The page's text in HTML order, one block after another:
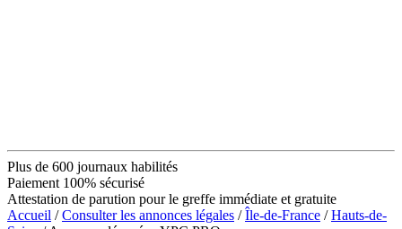
Plus de 600 journaux habilités
Paiement 100% sécurisé
Attestation de parution pour le greffe immédiate et gratuite
Accueil /Consulter les annonces légales /Île-de-France /Hauts-de-